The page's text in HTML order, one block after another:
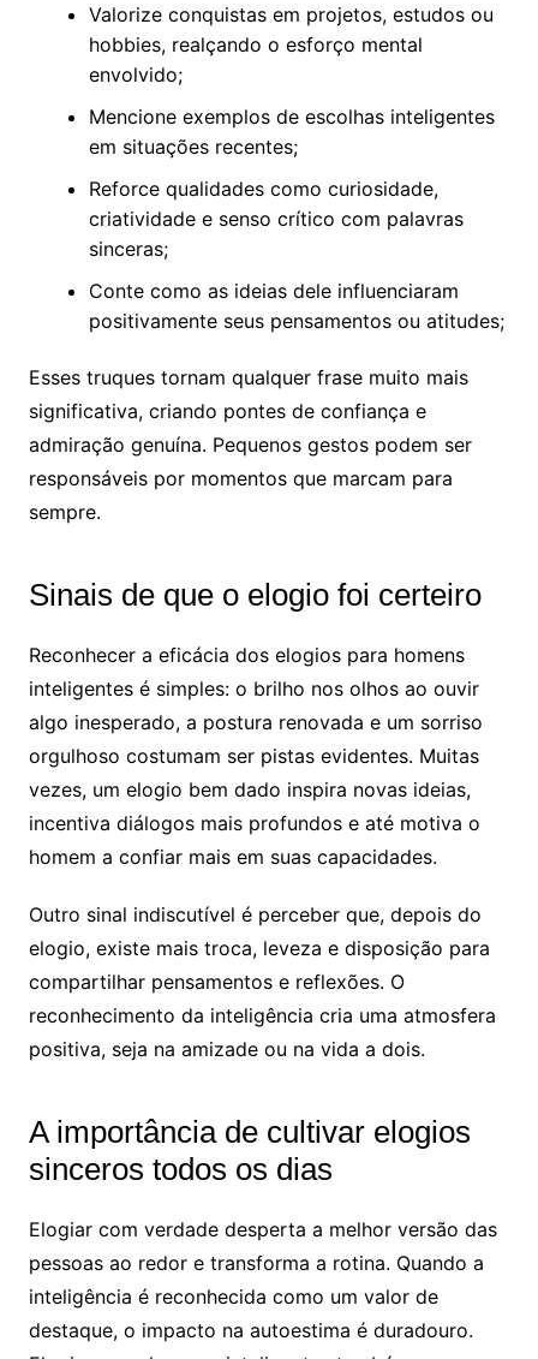
Valorize conquistas em projetos, estudos ou
hobbies, realçando o esforço mental
envolvido;
Mencione exemplos de escolhas inteligentes
em situações recentes;
Reforce qualidades como curiosidade,
criatividade e senso crítico com palavras
sinceras;
Conte como as ideias dele influenciaram
positivamente seus pensamentos ou atitudes;
Esses truques tornam qualquer frase muito mais
significativa, criando pontes de confiança e
admiração genuína. Pequenos gestos podem ser
responsáveis por momentos que marcam para
sempre.
Sinais de que o elogio foi certeiro
Reconhecer a eficácia dos elogios para homens
inteligentes é simples: o brilho nos olhos ao ouvir
algo inesperado, a postura renovada e um sorriso
orgulhoso costumam ser pistas evidentes. Muitas
vezes, um elogio bem dado inspira novas ideias,
incentiva diálogos mais profundos e até motiva o
homem a confiar mais em suas capacidades.
Outro sinal indiscutível é perceber que, depois do
elogio, existe mais troca, leveza e disposição para
compartilhar pensamentos e reflexões. O
reconhecimento da inteligência cria uma atmosfera
positiva, seja na amizade ou na vida a dois.
A importância de cultivar elogios
sinceros todos os dias
Elogiar com verdade desperta a melhor versão das
pessoas ao redor e transforma a rotina. Quando a
inteligência é reconhecida como um valor de
destaque, o impacto na autoestima é duradouro.